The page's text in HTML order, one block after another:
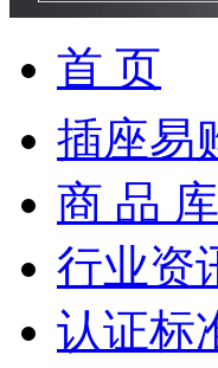
首 页
插座易
商 品 库
行业资
认证标